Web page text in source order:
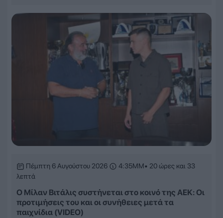
Πέμπτη 6 Αυγούστου 2026 4:35ΜΜ• 20 ώρες και 33
λεπτά
Ο Μίλαν Βιτάλις συστήνεται στο κοινό της ΑΕΚ: Οι
προτιμήσεις του και οι συνήθειες μετά τα
παιχνίδια (VIDEO)